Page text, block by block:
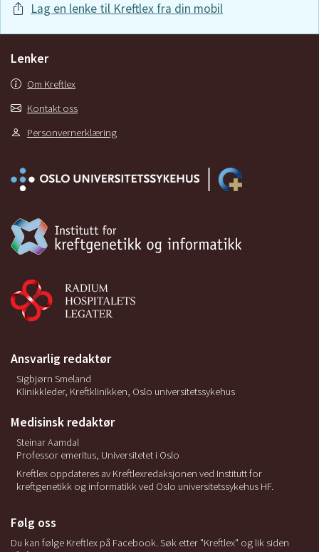
Lag en lenke til Kreftlex fra din mobil
Lenker
Om Kreftlex
Kontakt oss
Personvernerklæring
Ansvarlig redaktør
Sigbjørn Smeland
Klinikkleder, Kreftklinikken, Oslo universitetssykehus
Medisinsk redaktør
Steinar Aamdal
Professor emeritus, Universitetet i Oslo
Kreftlex oppdateres av Kreftlexredaksjonen ved Institutt for
kreftgenetikk og informatikk ved Oslo universitetssykehus HF.
Følg oss
Du kan følge Kreftlex på Facebook. Søk etter "Kreftlex" og lik siden